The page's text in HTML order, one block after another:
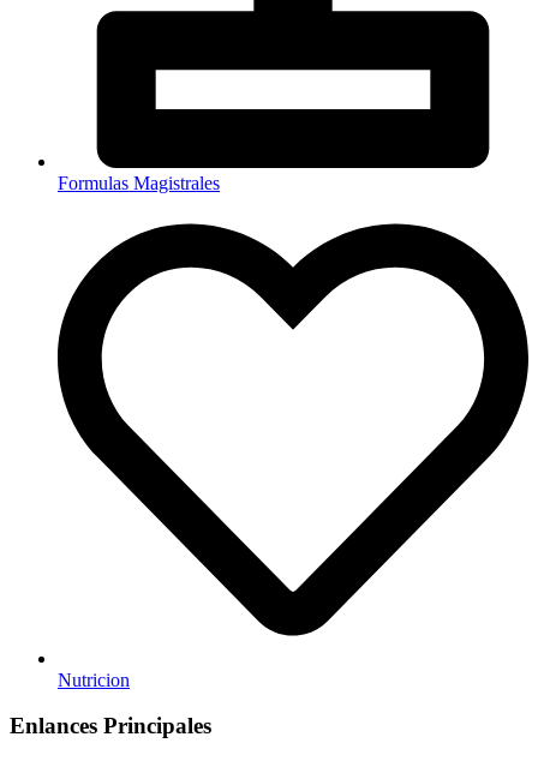
Formulas Magistrales
Nutricion
Enlances Principales